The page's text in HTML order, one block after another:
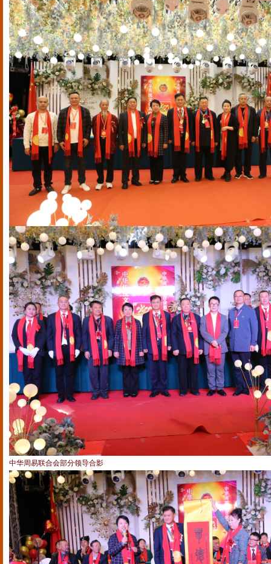
中华周易联合会部分领导合影